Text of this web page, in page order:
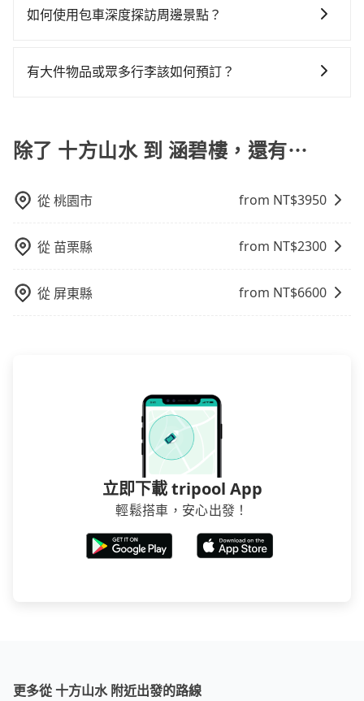
鐘。選擇搭乘高鐵而不預約包車，不僅至少額外負擔620
修理，每一次租車都好像在開樂透一樣。另外，偶爾也
車或者要載其他乘客的人來說就有不小的風險。最後，
位時，叫兩輛計程車的費用就貴了，改預約一輛tripool
OTA (online travel agent) 來完成，除了可以快速依據
會員或者使用特定的信用卡，還可以累積點數做現金回
完後預定就完成，事先不用電話確認空房，事後也不用
或規模較小的飯店，有可能再多平台同時上架而發生超
賣的現象，便有可能到了現場卻沒房可住的窘境，所以
要再人工電話與飯店確認。預訂民宿方面，如不怕麻
得便宜，但缺點就是多數要匯款並再人工確認。假如不
介意多花一點錢省下這些瑣碎的事，台灣本土的AsiaYo
如何使用包車深度探訪周邊景點？
的便利性和彈性，探訪更多的景點，並且可以按照自己
找當地導遊或者向當地居民請教，了解更多的深度資訊
和內幕，並且可以在旅途中收集更多的故事和經驗，豐
有大件物品或眾多行李該如何預訂？
看板、床墊、折疊單車、家電等，在乘客人數不多的情
況下，可以將後座倒放來騰出置物空間。基本上只要不
乘客盡量塞、盡量放。在預定前，建議先丈量好尺寸，
除了 十方山水 到 涵碧樓，還有⋯
從桃園市 from NT$3950
從 苗栗縣 from NT$2300
從 屏東縣 from NT$6600
立即下載 tripool App
輕鬆搭車，安心出發！
更多從 十方山水 附近出發的路線